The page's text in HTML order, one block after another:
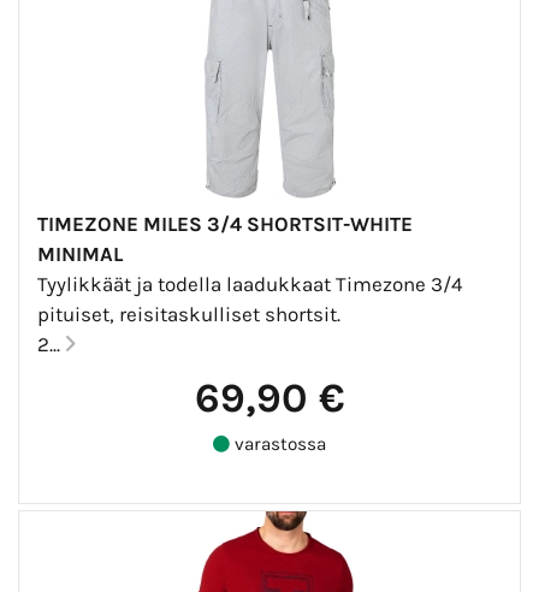
TIMEZONE MILES 3/4 SHORTSIT-WHITE
MINIMAL
Tyylikkäät ja todella laadukkaat Timezone 3/4
pituiset, reisitaskulliset shortsit.
2...
69,90 €
varastossa